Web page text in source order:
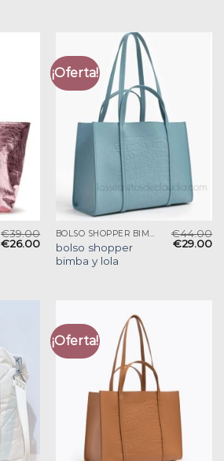
€39.00
€26.00
¡Oferta!
BOLSO SHOPPER BIMBA Y LOLA
bolso shopper
bimba y lola
€44.00
€29.00
¡Oferta!